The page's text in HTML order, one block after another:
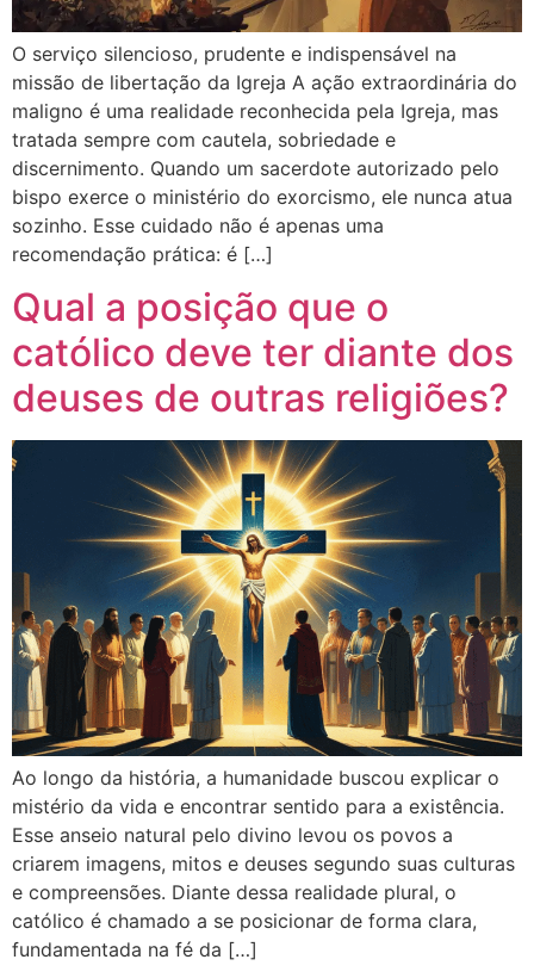
O serviço silencioso, prudente e indispensável na
missão de libertação da Igreja A ação extraordinária do
maligno é uma realidade reconhecida pela Igreja, mas
tratada sempre com cautela, sobriedade e
discernimento. Quando um sacerdote autorizado pelo
bispo exerce o ministério do exorcismo, ele nunca atua
sozinho. Esse cuidado não é apenas uma
recomendação prática: é […]
Qual a posição que o
católico deve ter diante dos
deuses de outras religiões?
Ao longo da história, a humanidade buscou explicar o
mistério da vida e encontrar sentido para a existência.
Esse anseio natural pelo divino levou os povos a
criarem imagens, mitos e deuses segundo suas culturas
e compreensões. Diante dessa realidade plural, o
católico é chamado a se posicionar de forma clara,
fundamentada na fé da […]